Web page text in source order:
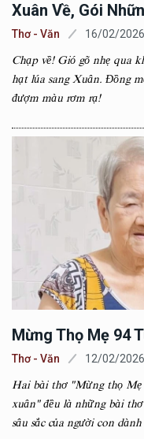
Xuân Về, Gói
Thơ - Văn 16/02/2026
Chạp về! Gió gõ nhẹ qua
hạt lúa sang Xuân. Đồng
đượm màu rơm rạ!
Mừng Thọ Mẹ 94
Thơ - Văn 12/02/2026
Hai bài thơ "Mừng thọ Mẹ
xuân" đều là những bài
sâu sắc của người con